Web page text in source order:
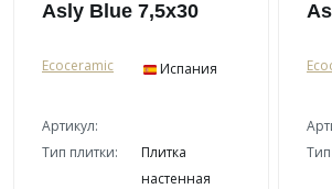
Asly Blue 7,5x30
Ecoceramic Испания
Артикул:
Тип плитки:
Плитка
настенная